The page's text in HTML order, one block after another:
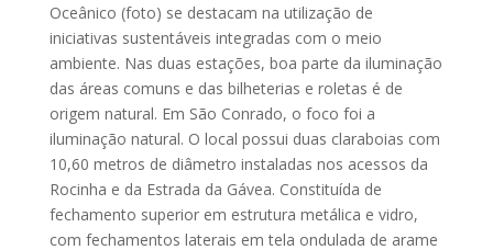
Oceânico (foto) se destacam na utilização de
iniciativas sustentáveis integradas com o meio
ambiente. Nas duas estações, boa parte da iluminação
das áreas comuns e das bilheterias e roletas é de
origem natural. Em São Conrado, o foco foi a
iluminação natural. O local possui duas claraboias com
10,60 metros de diâmetro instaladas nos acessos da
Rocinha e da Estrada da Gávea. Constituída de
fechamento superior em estrutura metálica e vidro,
com fechamentos laterais em tela ondulada de arame